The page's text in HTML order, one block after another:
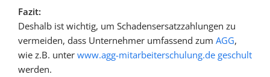
Fazit:
Deshalb ist wichtig, um Schadensersatzzahlungen zu
vermeiden, dass Unternehmer umfassend zum AGG,
wie z.B. unter www.agg-mitarbeiterschulung.de geschult
werden.